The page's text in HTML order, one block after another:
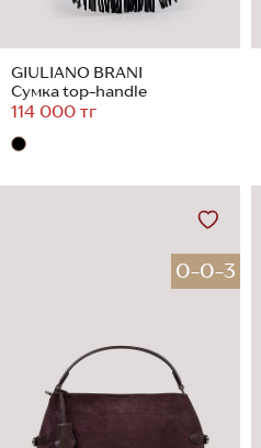
GIULIANO BRANI
Сумка top-handle
114 000 тг
0-0-3